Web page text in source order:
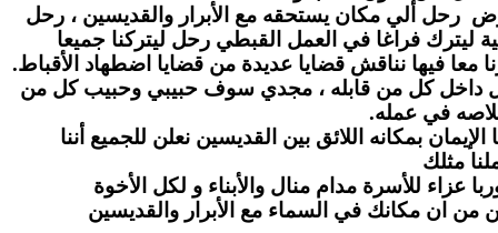
رحل ألي مكان يستحقه مع الأبرار والقديسين ، رحل
ليترك فراغا في العمل القبطي رحل ليتركنا جميعا
فيها نناقش قضايا عديدة من قضايا اضطهاد الأقباط.
داخل كل من قابله ، مجدي سوف حبيبي وحبيب كل من
في عمله.
بمكانه اللائق بين القديسين نعلن للجميع أننا
مثلك
عزاء للأسرة مدام منال والأبناء و لكل الأخوة
من ان مكانك في السماء مع الأبرار والقديسين